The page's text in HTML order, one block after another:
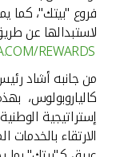
فروع "بيتك"، كما
لاستبدالها عن
REWARDS
من جانبه أشاد
كالياروبولوس،
إستراتيجية
الارتقاء